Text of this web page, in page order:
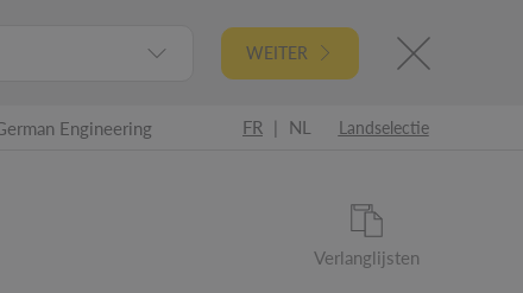
WEITER
Engineering FR | NL Landselectie
Verlanglijsten